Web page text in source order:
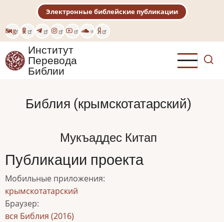
основному
содержанию
Eng
Электронные библейские публикации
Институт
Перевода
Библии
Библия (крымскотатарский)
Мукъаддес Китап
Публикации проекта
Мобильные приложения:
крымскотатарский
Браузер:
вся Библия (2016)